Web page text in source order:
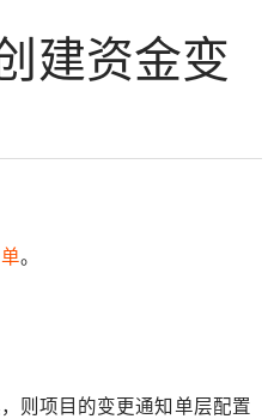
建资金变
。
则项目的变更通知单层配置